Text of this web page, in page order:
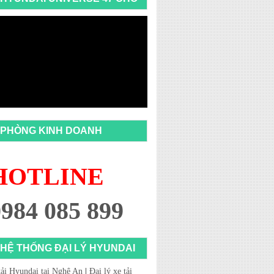
PHÒNG KINH DOANH
085 899
HỆ THỐNG ĐẠI LÝ HYUNDAI
Hyundai tại Nghệ An
Đại lý xe tải